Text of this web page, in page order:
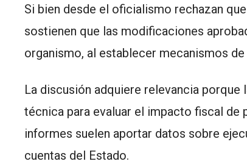
Si bien desde el oficialismo rechazan
sostienen que las modificaciones
organismo, al establecer mecanismos
La discusión adquiere relevancia
técnica para evaluar el impacto fiscal de
informes suelen aportar datos sobre
cuentas del Estado.